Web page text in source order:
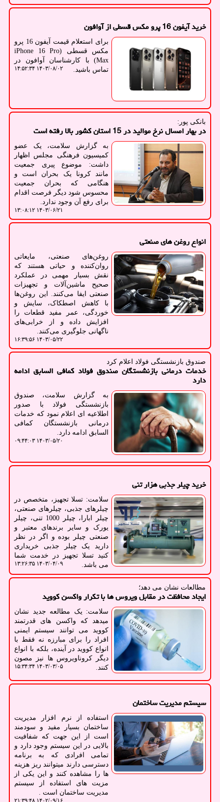
خرید آیفون 16 پرو مکس قسطی از آوافون
برای استعلام قیمت آیفون 16 پرو
مکس قسطی (iPhone 16 Pro
Max) با کارشناسان آوافون در
تماس باشید.
۱۴۰۳/۰۸/۰۲ ۱۴:۵۲:۳۴
بانكی پور:
در بهار امسال نرخ موالید در 15 استان کشور بالا رفته است
به گزارش سلامت، یک عضو
کمیسیون فرهنگی مجلس اظهار
داشت: موضوع پیری جمعیت
مانند کرونا یک بحران است و
هنگامی که بحران جمعیت
محسوس شود دیگر فرصت اقدام
برای رفع آن وجود ندارد.
۱۴۰۳/۰۶/۲۱ ۱۳:۰۸:۱۲
انواع روغن های صنعتی
روغن‌های صنعتی، مایعاتی
روان‌کننده و حیاتی هستند که
نقش بسیار مهمی در عملکرد
صحیح ماشین‌آلات و تجهیزات
صنعتی ایفا می‌کنند. این روغن‌ها
با کاهش اصطکاک، سایش و
خوردگی، عمر مفید قطعات را
افزایش داده و از خرابی‌های
ناگهانی جلوگیری می‌کنند.
۱۴۰۳/۰۵/۲۲ ۱۶:۳۹:۵۶
صندوق بازنشستگی فولاد اعلام كرد
خدمات درمانی بازنشستگان صندوق فولاد کمافی السابق ادامه
دارد
به گزارش سلامت، صندوق
بازنشستگی فولاد با صدور
اطلاعیه ای اعلام نمود که خدمات
درمانی بازنشستگان کمافی
السابق ادامه دارد.
۱۴۰۳/۰۵/۲۰ ۰۹:۴۴:۰۳
خرید چیلر جذبی هزار تنی
سلامت: تسلا تجهیز، متخصص در
چیلرهای جذبی، چیلرهای صنعتی،
چیلر ابارا، چیلر 1000 تنی، چیلر
یورک و سایر برندهای معتبر و
صنعتی چیلر بوده و اگر در نظر
دارید یک چیلر جذبی خریداری
کنید تسلا تجهیز در خدمت شما
می باشد.
۱۴۰۳/۰۴/۰۹ ۱۳:۲۶:۳۵
مطالعات نشان می دهد؛
ایجاد محافظت در مقابل ویروس ها با تکرار واکسن کووید
سلامت: یک مطالعه جدید نشان
میدهد که واکسن های قدرتمند
کووید می توانند سیستم ایمنی
افراد را برای مبارزه نه فقط با
انواع کووید در آینده، بلکه با انواع
دیگر کروناویروس ها نیز مصون
کنند.
۱۴۰۳/۰۳/۰۵ ۱۵:۳۴:۳۴
سیستم مدیریت ساختمان
استفاده از نرم افزار مدیریت
ساختمان بسیار مفید و سودمند
است از این جهت که شفافیت
بالایی در این سیستم وجود دارد و
تمامی افرادی که به برنامه
دسترسی دارند میتوانند ریز هزینه
ها را مشاهده کنند و این یکی از
مزیت های استفاده از سیستم
مدیریت ساختمان است .